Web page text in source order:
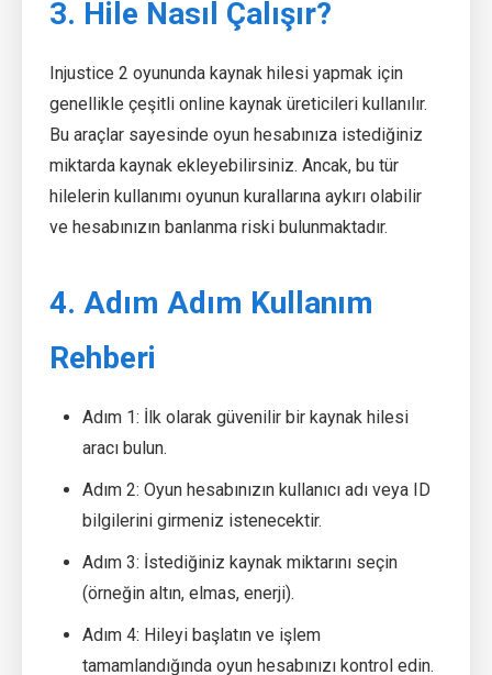
3. Hile Nasıl Çalışır?
Injustice 2 oyununda kaynak hilesi yapmak için
genellikle çeşitli online kaynak üreticileri kullanılır.
Bu araçlar sayesinde oyun hesabınıza istediğiniz
miktarda kaynak ekleyebilirsiniz. Ancak, bu tür
hilelerin kullanımı oyunun kurallarına aykırı olabilir
ve hesabınızın banlanma riski bulunmaktadır.
4. Adım Adım Kullanım
Rehberi
Adım 1: İlk olarak güvenilir bir kaynak hilesi
aracı bulun.
Adım 2: Oyun hesabınızın kullanıcı adı veya ID
bilgilerini girmeniz istenecektir.
Adım 3: İstediğiniz kaynak miktarını seçin
(örneğin altın, elmas, enerji).
Adım 4: Hileyi başlatın ve işlem
tamamlandığında oyun hesabınızı kontrol edin.